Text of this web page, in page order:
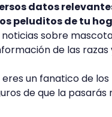
datos
peluditos de tu
sobre
de las
un fanatico de
de que la